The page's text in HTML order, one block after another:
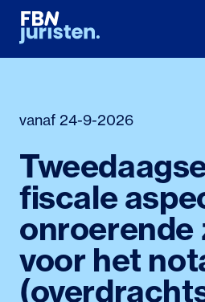
vanaf 24-9-2026
fiscale
onroerende
voor het